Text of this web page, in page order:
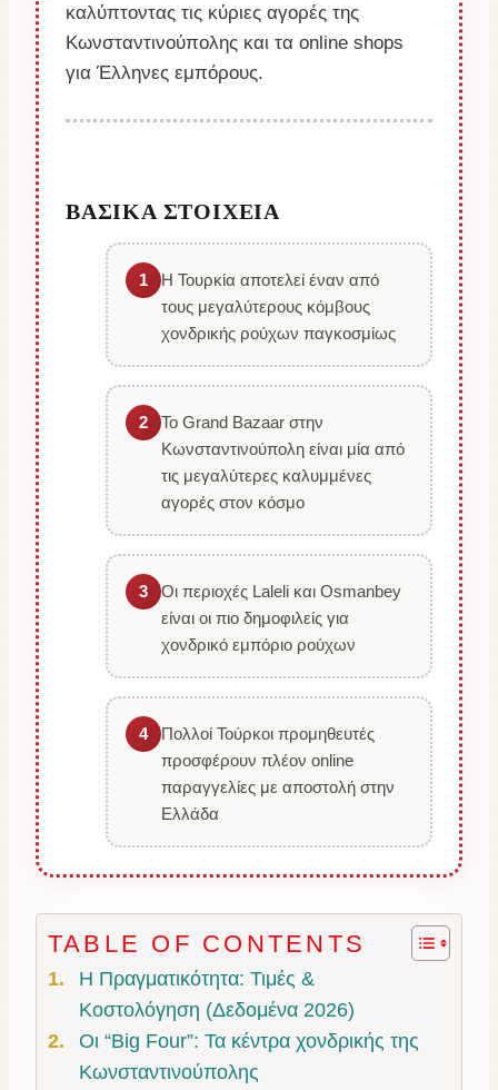
καλύπτοντας τις κύριες αγορές της
Κωνσταντινούπολης και τα online shops
για Έλληνες εμπόρους.
ΒΑΣΙΚΆ ΣΤΟΙΧΕΊΑ
1
Η Τουρκία αποτελεί έναν από
τους μεγαλύτερους κόμβους
χονδρικής ρούχων παγκοσμίως
2
Το Grand Bazaar στην
Κωνσταντινούπολη είναι μία από
τις μεγαλύτερες καλυμμένες
αγορές στον κόσμο
3
Οι περιοχές Laleli και Osmanbey
είναι οι πιο δημοφιλείς για
χονδρικό εμπόριο ρούχων
4
Πολλοί Τούρκοι προμηθευτές
προσφέρουν πλέον online
παραγγελίες με αποστολή στην
Ελλάδα
TABLE OF CONTENTS
Η Πραγματικότητα: Τιμές &
Κοστολόγηση (Δεδομένα 2026)
Οι “Big Four”: Τα κέντρα χονδρικής της
Κωνσταντινούπολης